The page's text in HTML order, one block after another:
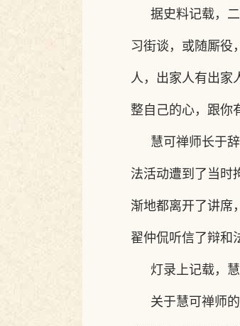
据史料记载，
习街谈，或随厮役
人，出家人有出家
整自己的心，跟你
慧可禅师长于
法活动遭到了当时
渐地都离开了讲席
翟仲侃听信了辩和
灯录上记载，
关于慧可禅师